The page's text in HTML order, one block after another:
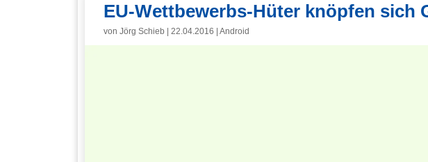
EU-Wettbewerbs-Hüter knöpfen sich
von Jörg Schieb 22.04.2016 Android